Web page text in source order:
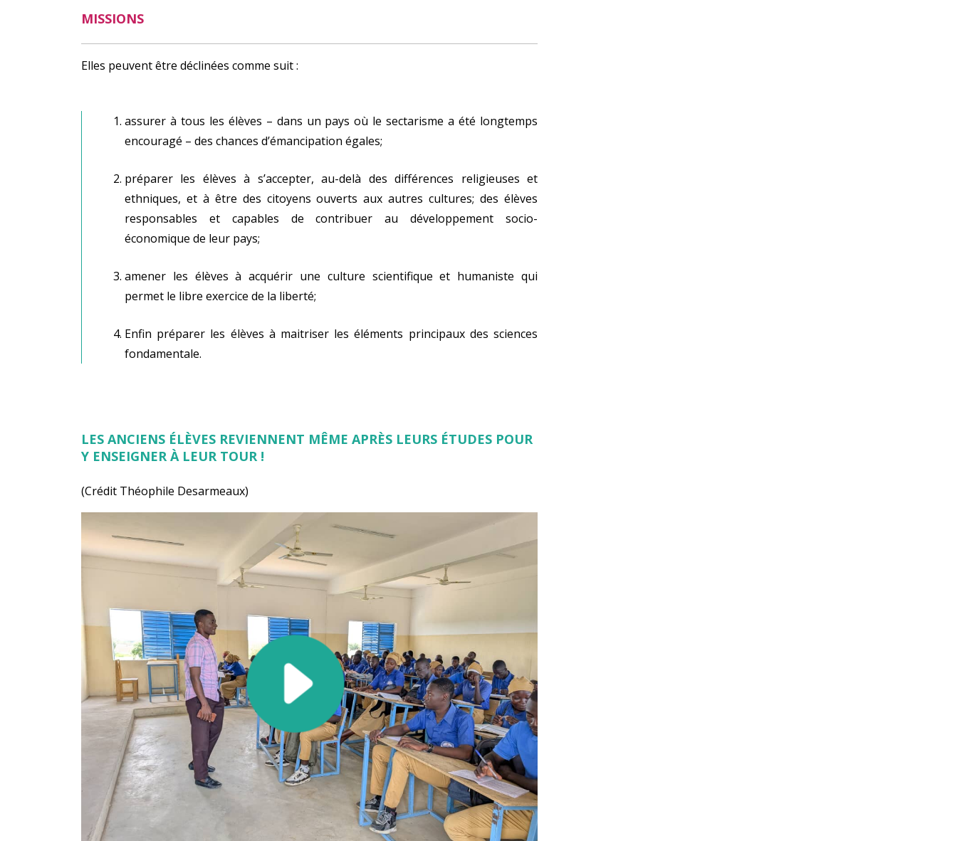
MISSIONS
Elles peuvent être déclinées comme suit :
assurer à tous les élèves – dans un pays où le sectarisme a été longtemps
encouragé – des chances d’émancipation égales;
préparer les élèves à s’accepter, au-delà des différences religieuses et
ethniques, et à être des citoyens ouverts aux autres cultures; des élèves
responsables et capables de contribuer au développement socio-
économique de leur pays;
amener les élèves à acquérir une culture scientifique et humaniste qui
permet le libre exercice de la liberté;
Enfin préparer les élèves à maitriser les éléments principaux des sciences
fondamentale.
LES ANCIENS ÉLÈVES REVIENNENT MÊME APRÈS LEURS ÉTUDES POUR
Y ENSEIGNER À LEUR TOUR !
(Crédit Théophile Desarmeaux)